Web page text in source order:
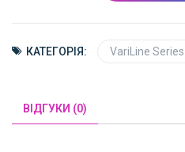
КАТЕГОРІЯ: VariLine Series
ВІДГУКИ (0)